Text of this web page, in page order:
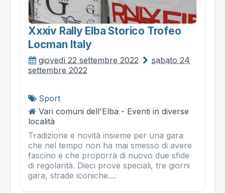
Xxxiv Rally Elba Storico Trofeo
Locman Italy
giovedì 22 settembre 2022
sabato 24
settembre 2022
Sport
Vari comuni dell'Elba - Eventi in diverse
località
Tradizione e novità insieme per una gara
che nel tempo non ha mai smesso di avere
fascino e che proporrà di nuovo due sfide
di regolarità. Dieci prove speciali, tre giorni
gara, strade iconiche....